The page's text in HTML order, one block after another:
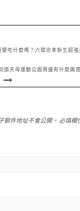
吃什麼嗎？六間忠孝新生超
道天母運動公園周邊有什麼厲
郵件地址不會公開。 必填欄